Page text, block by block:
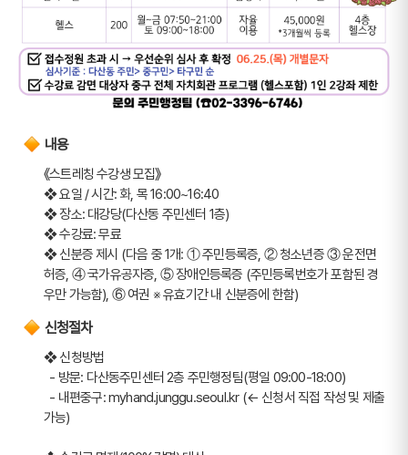
내용
《스트레칭 수강생 모집》
❖ 요일 / 시간: 화, 목 16:00~16:40
❖ 장소: 대강당(다산동 주민센터 1층)
❖ 수강료: 무료
❖ 신분증 제시 (다음 중 1개: ① 주민등록증, ② 청소년증 ③ 운전면
허증, ④ 국가유공자증, ⑤ 장애인등록증 (주민등록번호가 포함된 경
우만 가능함), ⑥ 여권 ※ 유효기간 내 신분증에 한함)
신청절차
❖ 신청방법
  - 방문: 다산동주민센터 2층 주민행정팀(평일 09:00-18:00)
가능)